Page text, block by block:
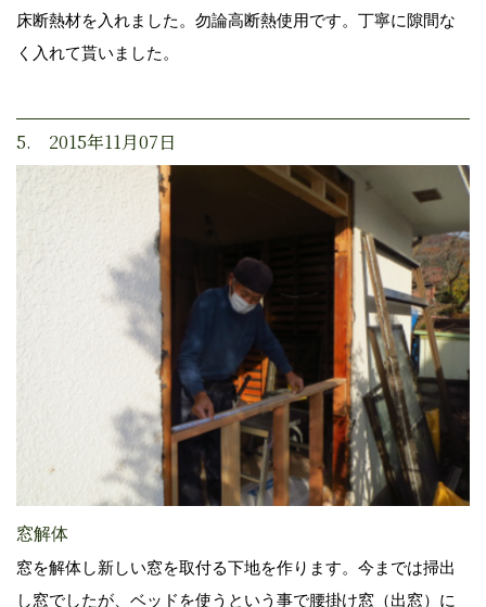
床断熱材を入れました。勿論高断熱使用です。丁寧に隙間な
く入れて貰いました。
5. 2015年11月07日
窓解体
窓を解体し新しい窓を取付る下地を作ります。今までは掃出
し窓でしたが、ベッドを使うという事で腰掛け窓（出窓）に